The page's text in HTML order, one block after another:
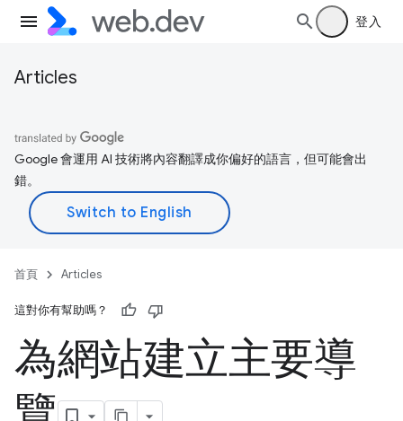
登入
Articles
Google 會運用 AI 技術將內容翻譯成你偏好的語言，但可能會出
錯。
首頁 Articles
這對你有幫助嗎？
為網站建立主要導